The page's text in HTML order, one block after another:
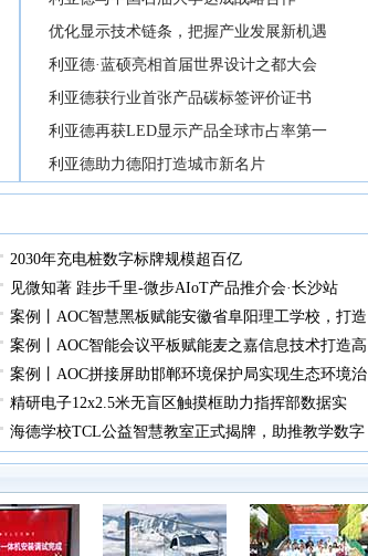
优化显示技术链条，把握产业发展新机遇
利亚德·蓝硕亮相首届世界设计之都大会
利亚德获行业首张产品碳标签评价证书
利亚德再获LED显示产品全球市占率第一
利亚德助力德阳打造城市新名片
2030年充电桩数字标牌规模超百亿
见微知著 跬步千里-微步AIoT产品推介会·长沙站
案例丨AOC智慧黑板赋能安徽省阜阳理工学校，打造
案例丨AOC智能会议平板赋能麦之嘉信息技术打造高
案例丨AOC拼接屏助邯郸环境保护局实现生态环境治
精研电子12x2.5米无盲区触摸框助力指挥部数据实
海德学校TCL公益智慧教室正式揭牌，助推教学数字